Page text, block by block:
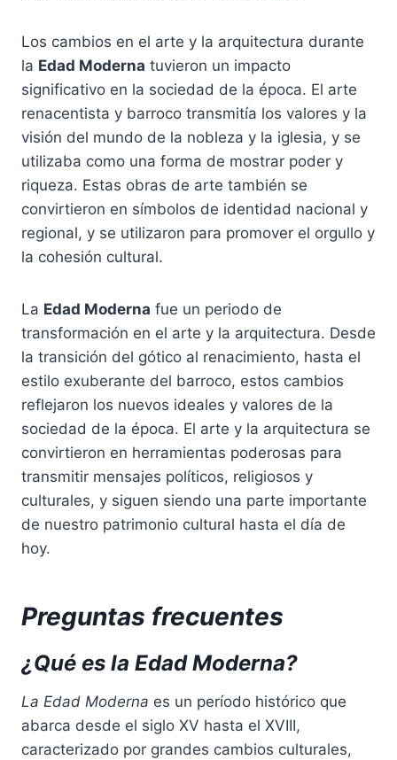
Los cambios en el arte y la arquitectura durante
la Edad Moderna tuvieron un impacto
significativo en la sociedad de la época. El arte
renacentista y barroco transmitía los valores y la
visión del mundo de la nobleza y la iglesia, y se
utilizaba como una forma de mostrar poder y
riqueza. Estas obras de arte también se
convirtieron en símbolos de identidad nacional y
regional, y se utilizaron para promover el orgullo y
la cohesión cultural.
La Edad Moderna fue un periodo de
transformación en el arte y la arquitectura. Desde
la transición del gótico al renacimiento, hasta el
estilo exuberante del barroco, estos cambios
reflejaron los nuevos ideales y valores de la
sociedad de la época. El arte y la arquitectura se
convirtieron en herramientas poderosas para
transmitir mensajes políticos, religiosos y
culturales, y siguen siendo una parte importante
de nuestro patrimonio cultural hasta el día de
hoy.
Preguntas frecuentes
¿Qué es la Edad Moderna?
La Edad Moderna es un período histórico que
abarca desde el siglo XV hasta el XVIII,
caracterizado por grandes cambios culturales,